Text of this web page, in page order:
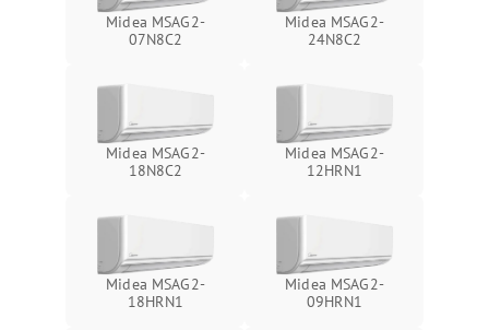
Midea MSAG2-
07N8C2
Midea MSAG2-
24N8C2
Midea MSAG2-
18N8C2
Midea MSAG2-
12HRN1
Midea MSAG2-
18HRN1
Midea MSAG2-
09HRN1